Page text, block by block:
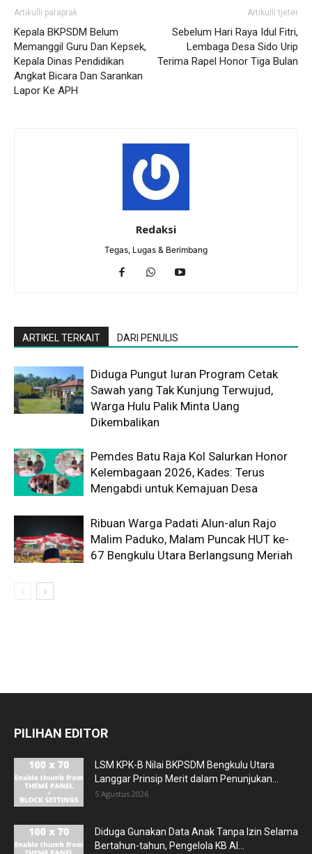
Artikulli paraprak
Kepala BKPSDM Belum
Memanggil Guru Dan Kepsek,
Kepala Dinas Pendidikan
Angkat Bicara Dan Sarankan
Lapor Ke APH
Artikulli tjetër
Sebelum Hari Raya Idul Fitri,
Lembaga Desa Sido Urip
Terima Rapel Honor Tiga Bulan
Redaksi
Tegas, Lugas & Berimbang
ARTIKEL TERKAIT DARI PENULIS
Diduga Pungut Iuran Program Cetak
Sawah yang Tak Kunjung Terwujud,
Warga Hulu Palik Minta Uang
Dikembalikan
Pemdes Batu Raja Kol Salurkan Honor
Kelembagaan 2026, Kades: Terus
Mengabdi untuk Kemajuan Desa
Ribuan Warga Padati Alun-alun Rajo
Malim Paduko, Malam Puncak HUT ke-
67 Bengkulu Utara Berlangsung Meriah
PILIHAN EDITOR
LSM KPK-B Nilai BKPSDM Bengkulu Utara
Langgar Prinsip Merit dalam Penunjukan...
5 Agustus 2026
Diduga Gunakan Data Anak Tanpa Izin Selama
Bertahun-tahun, Pengelola KB Al...